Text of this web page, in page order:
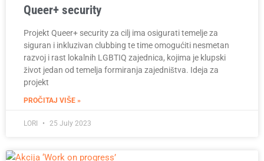
Queer+ security
Projekt Queer+ security za cilj ima osigurati temelje za
siguran i inkluzivan clubbing te time omogućiti nesmetan
razvoj i rast lokalnih LGBTIQ zajednica, kojima je klupski
život jedan od temelja formiranja zajedništva. Ideja za
projekt
PROČITAJ VIŠE »
LORI 25 July 2023